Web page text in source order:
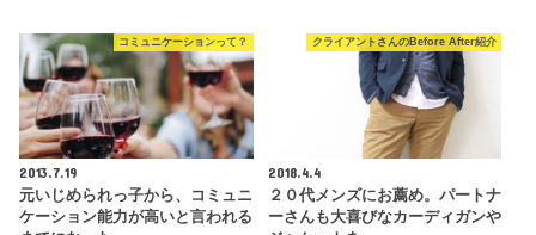
コミュニケーションって？
2013.7.19
元いじめられっ子から、コミュニ
ケーション能力が高いと言われる
クライアントさんのBefore After紹介
2018.4.4
２０代メンズにお薦め。パートナ
ーさんも大喜びなカーディガンや